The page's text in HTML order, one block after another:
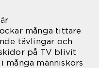
många tittare
tävlingar och
på TV blivit
många människors